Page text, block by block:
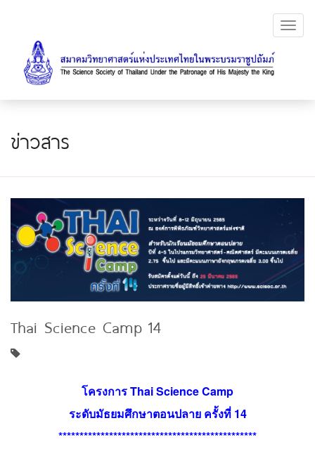
ข่าวสาร
Thai Science Camp 14
โครงการThai Science Camp
ระดับมัธยมศึกษาตอนปลาย ครั้งที่ 14
***********************************************